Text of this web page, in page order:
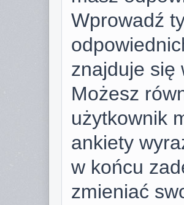
Wprowadź
znajduje się
Możesz
użytkownik
ankiety
w końcu
zmieniać